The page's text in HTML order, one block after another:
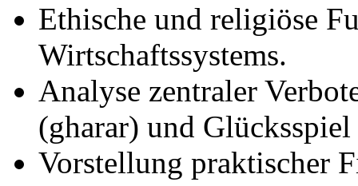
Ethische und religiöse
Wirtschaftssystems.
Analyse zentraler
(gharar) und
Vorstellung praktischer